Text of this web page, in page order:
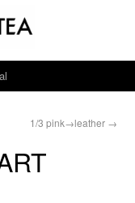
1/3 pink→leather →